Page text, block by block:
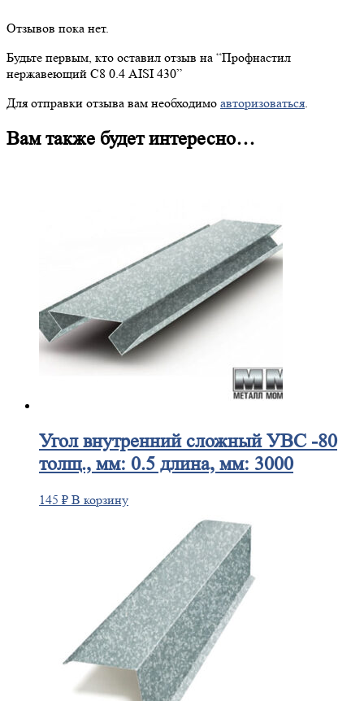
Отзывов пока нет.
Будьте первым, кто оставил отзыв на “Профнастил
нержавеющий С8 0.4 AISI 430”
Для отправки отзыва вам необходимо авторизоваться
Вам также будет интересно…
Уголвнутренний сложный УВС -80
толщ., мм: 0.5 длина, мм: 3000
145 ₽ В корзину